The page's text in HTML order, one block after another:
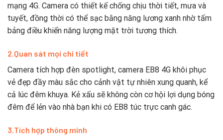
mạng 4G. Camera có thiết kế chống chịu thời tiết, mưa và
tuyết, đồng thời có thể sạc bằng năng lương xanh nhờ tấm
bảng điều khiển năng lượng mặt trời tương thích.
2 .Quan sát mọi chi tiết
Camera tích hợp đèn spotlight, camera EB8 4G khôi phục
vẻ đẹp đầy màu sắc cho cảnh vật tự nhiên xung quanh, kể
cả lúc đêm khuya. Kẻ xấu sẽ không còn cơ hội lợi dụng bóng
đêm để lẻn vào nhà bạn khi có EB8 túc trực canh gác.
3. Tích hợp thông minh